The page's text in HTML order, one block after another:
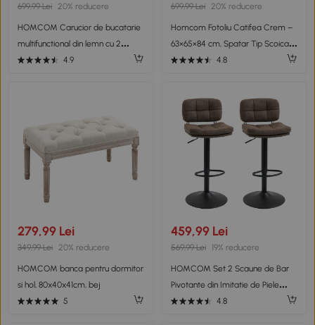
699,99 Lei 20% reducere
HOMCOM Carucior de bucatarie
multifunctional din lemn cu 2
sertare, dulapior si 4 roti,
4.9
699,99 Lei 20% reducere
Homcom Fotoliu Catifea Crem –
63×65×84 cm, Spatar Tip Scoica
Elegant
4.8
279,99 Lei
349,99 Lei 20% reducere
HOMCOM banca pentru dormitor
si hol, 80x40x41cm, bej
5
459,99 Lei
569,99 Lei 19% reducere
HOMCOM Set 2 Scaune de Bar
Pivotante din Imitatie de Piele
Inaltime Reglabila Negru
4.8